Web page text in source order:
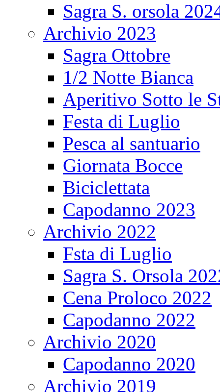
Sagra S. orsola
Archivio 2023
Sagra Ottobre
1/2 Notte Bianca
Aperitivo Sotto le
Festa di Luglio
Pesca al santuario
Giornata Bocce
Biciclettata
Capodanno 2023
Archivio 2022
Fsta di Luglio
Sagra S. Orsola
Cena Proloco 2022
Capodanno 2022
Archivio 2020
Capodanno 2020
Archivio 2019